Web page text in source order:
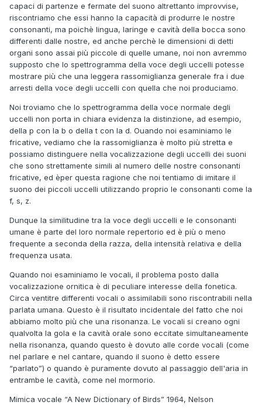
capaci di partenze e fermate del suono altrettanto improvvise,
riscontriamo che essi hanno la capacità di produrre le nostre
consonanti, ma poichè lingua, laringe e cavità della bocca sono
differenti dalle nostre, ed anche perchè le dimensioni di detti
organi sono assai più piccole di quelle umane, noi non avremmo
supposto che lo spettrogramma della voce degli uccelli potesse
mostrare più che una leggera rassomiglianza generale fra i due
arresti della voce degli uccelli con quella che noi produciamo.
Noi troviamo che lo spettrogramma della voce normale degli
uccelli non porta in chiara evidenza la distinzione, ad esempio,
della p con la b o della t con la d. Ouando noi esaminiamo le
fricative, vediamo che la rassomiglianza è molto più stretta e
possiamo distinguere nella vocalizzazione degli uccelli dei suoni
che sono strettamente simili al numero delle nostre consonanti
fricative, ed èper questa ragione che noi tentiamo di imitare il
suono dei piccoli uccelli utilizzando proprio le consonanti come la
f, s, z.
Dunque la similitudine tra la voce degli uccelli e le consonanti
umane è parte del loro normale repertorio ed è più o meno
frequente a seconda della razza, della intensità relativa e della
frequenza usata.
Quando noi esaminiamo le vocali, il problema posto dalla
vocalizzazione ornitica è di peculiare interesse della fonetica.
Circa ventitre differenti vocali o assimilabili sono riscontrabili nella
parlata umana. Questo è il risultato incidentale del fatto che noi
abbiamo molto più che una risonanza. Le vocali si creano ogni
qualvolta la gola e la cavità orale sono eccitate simultaneamente
nella risonanza, quando questo è dovuto alle corde vocali (come
nel parlare e nel cantare, quando il suono è detto essere
“parlato”) o quando è puramente dovuto al passaggio dell'aria in
entrambe le cavità, come nel mormorio.
Mimica vocale “A New Dictionary of Birds” 1964, Nelson